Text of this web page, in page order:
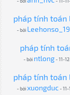
pháp tính toán
- bởi
pháp tính
- bởi ntlong- 11-
pháp tính toán
- bởixuongduc- 11-